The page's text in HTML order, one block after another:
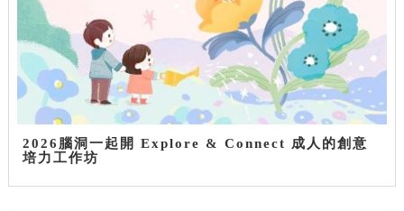
2026腦洞一起開 Explore & Connect 成人的創意
培力工作坊